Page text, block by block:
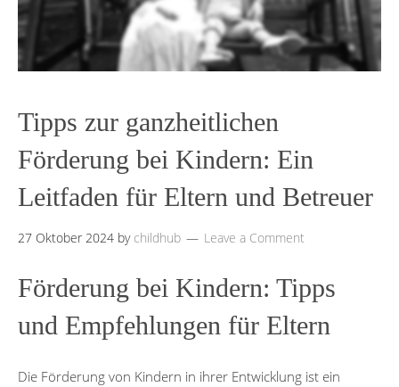
Tipps zur ganzheitlichen
Förderung bei Kindern: Ein
Leitfaden für Eltern und Betreuer
27 Oktober 2024 by childhub Leave a Comment
Förderung bei Kindern: Tipps
und Empfehlungen für Eltern
Die Förderung von Kindern in ihrer Entwicklung ist ein